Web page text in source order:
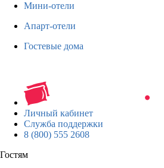
Мини-отели
Апарт-отели
Гостевые дома
Личный кабинет
Служба поддержки
8 (800) 555 2608
Гостям